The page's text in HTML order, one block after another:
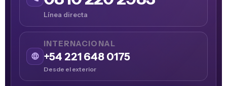
Línea directa
INTERNACIONAL
+54 221 648 0175
Desde el exterior